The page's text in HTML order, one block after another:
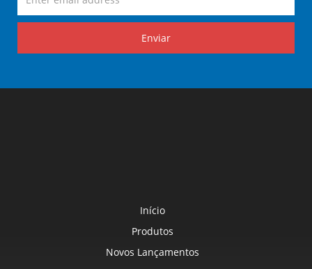
Enviar
Início
Produtos
Novos Lançamentos